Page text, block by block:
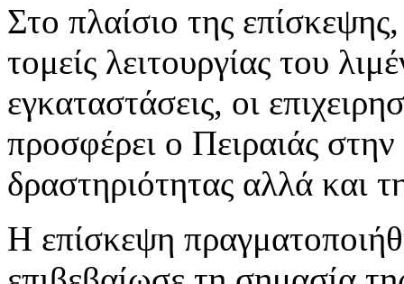
Στο πλαίσιο της
τομείς λειτουργίας του
εγκαταστάσεις, οι
προσφέρει ο Πειραιάς
δραστηριότητας αλλά και
Η επίσκεψη